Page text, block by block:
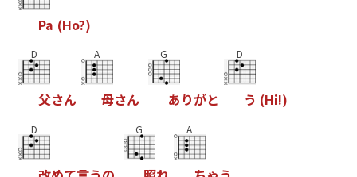
Pa (Ho?)
D
父さん
A
母さん
G
あ りがと
D
う (Hi!)
D G A